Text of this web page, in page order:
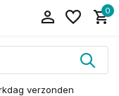
0
verzonden